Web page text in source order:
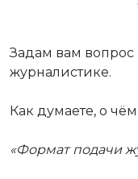
Задам вам вопрос
журналистике.
Как думаете, о
«Формат подачи